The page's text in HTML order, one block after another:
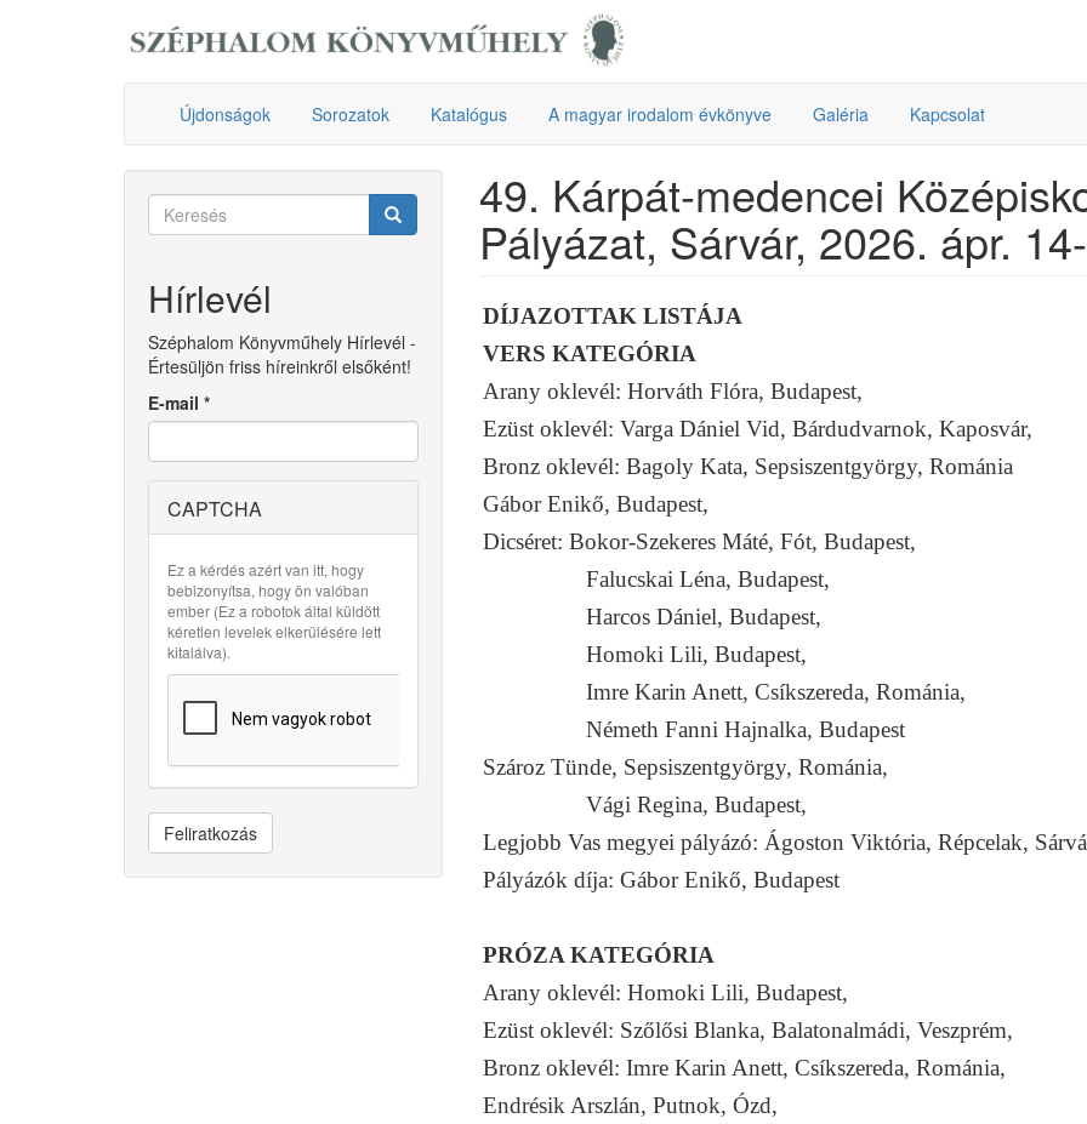
Újdonságok Sorozatok Katalógus A magyar irodalom évkönyve Galéria Kapcsolat
Keresés
Hírlevél
Széphalom Könyvműhely Hírlevél -
Értesüljön friss híreinkről elsőként!
E-mail *
CAPTCHA
Ez a kérdés azért van itt, hogy
bebizonyítsa, hogy ön valóban
ember (Ez a robotok által küldött
kéretlen levelek elkerülésére lett
kitalálva).
Feliratkozás
49. Kárpát-medencei
Pályázat, Sárvár, 2026. ápr.
DÍJAZOTTAK LISTÁJA
VERS KATEGÓRIA
Arany oklevél: Horváth Flóra, Budapest,
Ezüst oklevél: Varga Dániel Vid, Bárdudvarnok, Kaposvár,
Bronz oklevél: Bagoly Kata, Sepsiszentgyörgy, Románia
Gábor Enikő, Budapest,
Dicséret: Bokor-Szekeres Máté, Fót, Budapest,
Falucskai Léna, Budapest,
Harcos Dániel, Budapest,
Homoki Lili, Budapest,
Imre Karin Anett, Csíkszereda, Románia,
Németh Fanni Hajnalka, Budapest
Szároz Tünde, Sepsiszentgyörgy, Románia,
Vági Regina, Budapest,
Legjobb Vas megyei pályázó: Ágoston Viktória, Répcelak,
Pályázók díja: Gábor Enikő, Budapest
PRÓZA KATEGÓRIA
Arany oklevél: Homoki Lili, Budapest,
Ezüst oklevél: Szőlősi Blanka, Balatonalmádi, Veszprém,
Bronz oklevél: Imre Karin Anett, Csíkszereda, Románia,
Endrésik Arszlán, Putnok, Ózd,